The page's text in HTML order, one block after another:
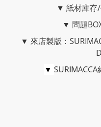
▼ 紙材庫存
▼ 問題
▼ 來店製版：
▼